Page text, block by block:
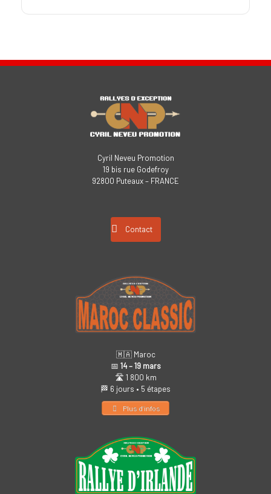
Cyril Neveu Promotion
19 bis rue Godefroy
92800 Puteaux – FRANCE
Contact
🇲🇦 Maroc
📅 14 – 19 mars
🛣️ 1 800 km
🏁 6 jours • 5 étapes
Plus d’infos